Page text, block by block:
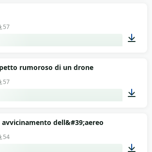
57
rumoroso di un drone
57
avvicinamento dell&#39;aereo
54